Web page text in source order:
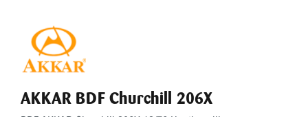
AKKAR BDF Churchill 206X